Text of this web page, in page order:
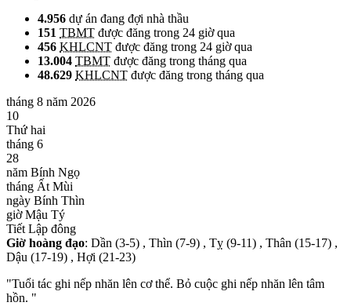
4.956 dự án đang đợi nhà thầu
151 TBMT được đăng trong 24 giờ qua
456 KHLCNT được đăng trong 24 giờ qua
13.004 TBMT được đăng trong tháng qua
48.629 KHLCNT được đăng trong tháng qua
tháng 8 năm 2026
10
Thứ hai
tháng 6
28
năm Bính Ngọ
tháng Ất Mùi
ngày Bính Thìn
giờ Mậu Tý
Tiết Lập đông
Giờ hoàng đạo: Dần (3-5) , Thìn (7-9) , Tỵ (9-11) , Thân (15-17) ,
Dậu (17-19) , Hợi (21-23)
"Tuổi tác ghi nếp nhăn lên cơ thể. Bỏ cuộc ghi nếp nhăn lên tâm
hồn. "